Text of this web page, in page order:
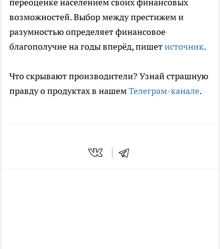
возможностей. Выбор между престижем и
разумностью определяет финансовое
благополучие на годы вперёд, пишетисточник.
Что скрывают производители? Узнай страшную
правду о продуктах в нашемТелеграм-канале.